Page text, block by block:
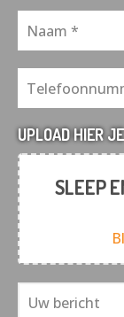
UPLOAD HIER
SLEEP